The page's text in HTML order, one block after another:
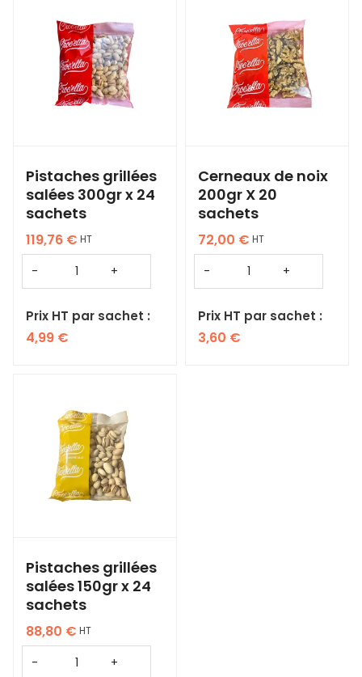
Pistaches grillées
salées 300gr x 24
sachets
119,76 € HT
Prix HT par sachet :
4,99 €
Cerneaux de noix
200gr X 20
sachets
72,00 € HT
Prix HT par sachet :
3,60 €
Pistaches grillées
salées 150gr x 24
sachets
88,80 € HT